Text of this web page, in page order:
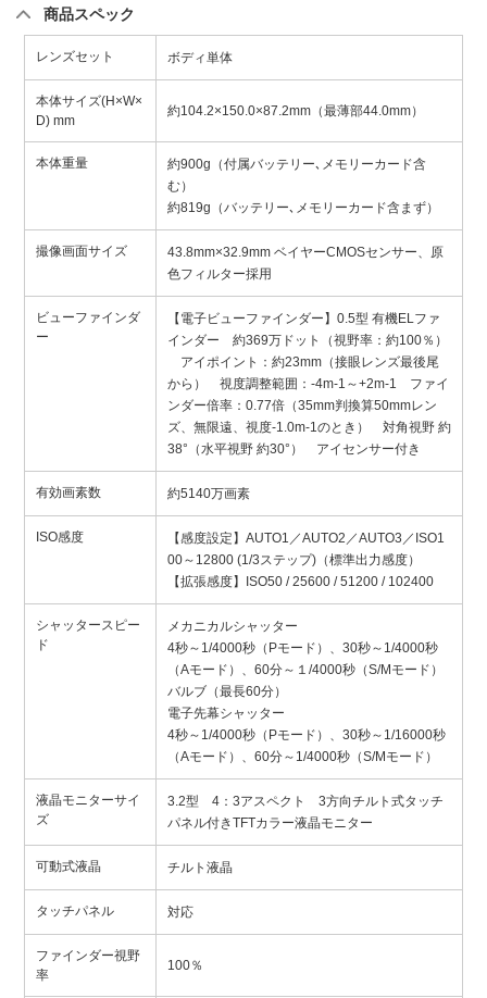
商品スペック
レンズセット ボディ単体
本体サイズ(H×W×
D) mm
約104.2×150.0×87.2mm（最薄部44.0mm）
本体重量
約900g（付属バッテリー､メモリーカード含
む）
約819g（バッテリー､メモリーカード含まず）
撮像画面サイズ
43.8mm×32.9mm ベイヤーCMOSセンサー、原
色フィルター採用
ビューファインダ
ー
【電子ビューファインダー】0.5型 有機ELファ
インダー 約369万ドット（視野率：約100％）
アイポイント：約23mm（接眼レンズ最後尾
から） 視度調整範囲：-4m-1～+2m-1 ファイ
ンダー倍率：0.77倍（35mm判換算50mmレン
ズ、無限遠、視度-1.0m-1のとき） 対角視野 約
38°（水平視野 約30°） アイセンサー付き
有効画素数 約5140万画素
ISO感度
【感度設定】AUTO1／AUTO2／AUTO3／ISO1
00～12800 (1/3ステップ)（標準出力感度）
【拡張感度】ISO50 / 25600 / 51200 / 102400
シャッタースピー
ド
メカニカルシャッター
4秒～1/4000秒（Pモード）、30秒～1/4000秒
（Aモード）、60分～１/4000秒（S/Mモード）
バルブ（最長60分）
電子先幕シャッター
4秒～1/4000秒（Pモード）、30秒～1/16000秒
（Aモード）、60分～1/4000秒（S/Mモード）
液晶モニターサイ
ズ
3.2型 4：3アスペクト 3方向チルト式タッチ
パネル付きTFTカラー液晶モニター
可動式液晶 チルト液晶
タッチパネル 対応
ファインダー視野
率
100％